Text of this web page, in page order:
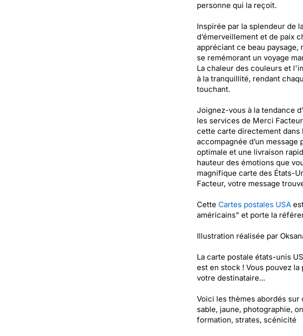
personne qui la reçoit.
Inspirée par la splendeur de
d’émerveillement et de paix
appréciant ce beau
se remémorant un voyage
La chaleur des couleurs et
à la tranquillité, rendant
touchant.
Joignez-vous à la tendance
les services de Merci
cette carte directement dans
accompagnée d’un
optimale et une livraison
hauteur des émotions que
magnifique carte des États-
Facteur, votre message
Cette Cartes postales USA
américains" et porte la
Illustration réalisée par
La carte postale états-unis
est en stock ! Vous pouvez
votre destinataire...
Voici les thèmes abordés sur
sable, jaune, photographie,
formation, strates, scénicité